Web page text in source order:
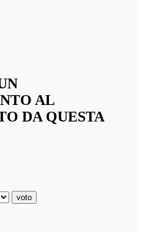
AL
DA QUESTA